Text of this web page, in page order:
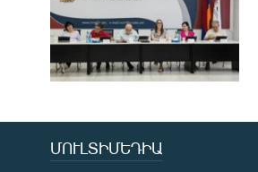
ՄՈՒԼՏԻՄԵԴԻԱ